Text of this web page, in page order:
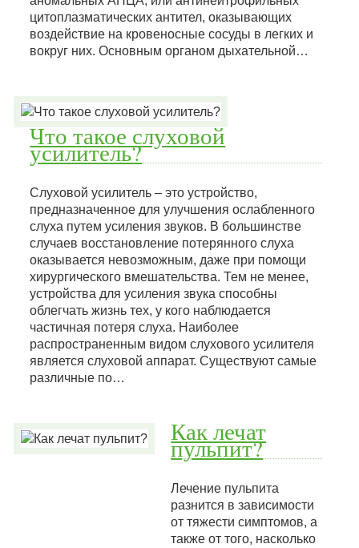
цитоплазматических антител, оказывающих
воздействие на кровеносные сосуды в легких и
вокруг них. Основным органом дыхательной…
Что такое слуховой
усилитель?
Слуховой усилитель – это устройство,
предназначенное для улучшения ослабленного
слуха путем усиления звуков. В большинстве
случаев восстановление потерянного слуха
оказывается невозможным, даже при помощи
хирургического вмешательства. Тем не менее,
устройства для усиления звука способны
облегчать жизнь тех, у кого наблюдается
частичная потеря слуха. Наиболее
распространенным видом слухового усилителя
является слуховой аппарат. Существуют самые
различные по…
Как лечат
пульпит?
Лечение пульпита
разнится в зависимости
от тяжести симптомов, а
также от того, насколько